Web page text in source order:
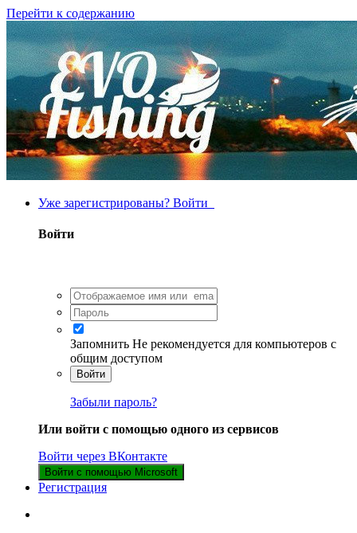
Перейти к содержанию
Уже зарегистрированы? Войти
Войти
Запомнить Не рекомендуется для компьютеров с
общим доступом
Войти
Забыли пароль?
Или войти с помощью одного из сервисов
Войти через ВКонтакте
Войти с помощью Microsoft
Регистрация